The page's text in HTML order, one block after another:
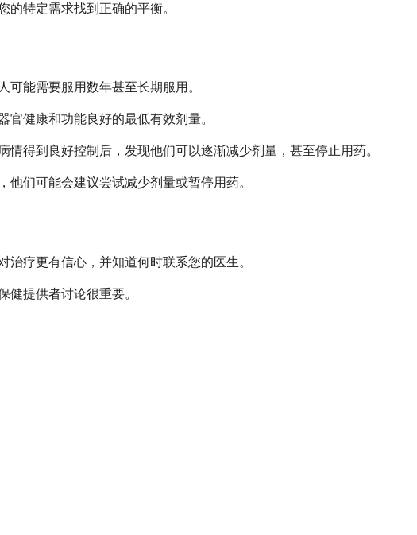
特定需求找到正确的平衡。
能需要服用数年甚至长期服用。
健康和功能良好的最低有效剂量。
得到良好控制后，发现他们可以逐渐减少剂量，甚至停止用药。
们可能会建议尝试减少剂量或暂停用药。
疗更有信心，并知道何时联系您的医生。
提供者讨论很重要。